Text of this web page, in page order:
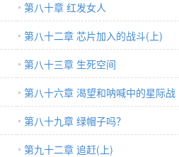
第八十章 红发女人
第八十二章 芯片加入的战斗(上)
第八十三章 生死空间
第八十六章 渴望和呐喊中的星际战
争第八十九章 绿帽子吗？
第九十二章 追赶(上)